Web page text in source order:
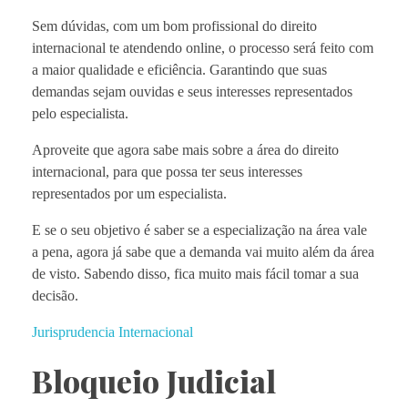
Sem dúvidas, com um bom profissional do direito
internacional te atendendo online, o processo será feito com
a maior qualidade e eficiência. Garantindo que suas
demandas sejam ouvidas e seus interesses representados
pelo especialista.
Aproveite que agora sabe mais sobre a área do direito
internacional, para que possa ter seus interesses
representados por um especialista.
E se o seu objetivo é saber se a especialização na área vale
a pena, agora já sabe que a demanda vai muito além da área
de visto. Sabendo disso, fica muito mais fácil tomar a sua
decisão.
Jurisprudencia Internacional
Bloqueio Judicial